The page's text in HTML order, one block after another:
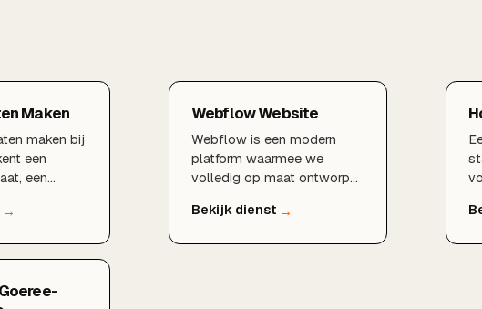
Maken
maken bij
een
een
dat klaar is
traject.
Webflow Website
Webflow is een modern
platform waarmee we
volledig op maat ontworpen
de beperkingen van